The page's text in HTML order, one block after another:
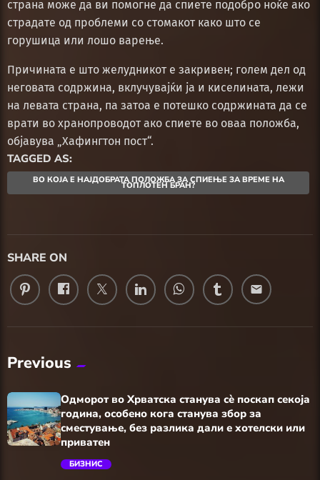
страна може да ви помогне да спиете подобро ноќе ако
страдате од проблеми со стомакот како што се
горушица или лошо варење.
Причината е што желудникот е закривен; голем дел од
неговата содржина, вклучувајќи ја и киселината, лежи
на левата страна, па затоа е потешко содржината да се
врати во хранопроводот ако спиете во оваа положба,
објавува „Хафингтон пост“.
TAGGED AS:
ВО КОЈА Е НАЈДОБРАТА ПОЛОЖБА ЗА СПИЕЊЕ ЗА ВРЕМЕ НА
ТОПЛОТЕН БРАН?
SHARE ON
email
Previous
Одморот во Хрватска станува сè поскап секоја
година, особено кога станува збор за
сместување, без разлика дали е хотелски или
приватен
БИЗНИС